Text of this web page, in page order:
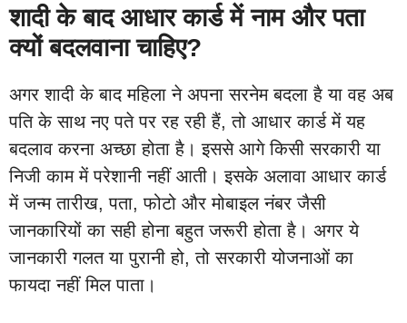
शादी के बाद आधार कार्ड में नाम और पता
क्यों बदलवाना चाहिए?
अगर शादी के बाद महिला ने अपना सरनेम बदला है या वह अब
पति के साथ नए पते पर रह रही हैं, तो आधार कार्ड में यह
बदलाव करना अच्छा होता है। इससे आगे किसी सरकारी या
निजी काम में परेशानी नहीं आती। इसके अलावा आधार कार्ड
में जन्म तारीख, पता, फोटो और मोबाइल नंबर जैसी
जानकारियों का सही होना बहुत जरूरी होता है। अगर ये
जानकारी गलत या पुरानी हो, तो सरकारी योजनाओं का
फायदा नहीं मिल पाता।